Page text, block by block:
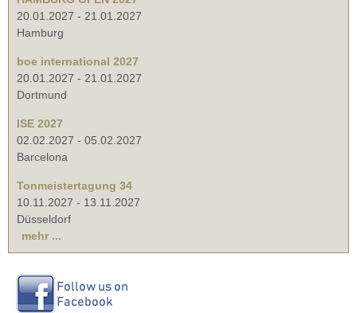
20.01.2027 - 21.01.2027
Hamburg
boe international 2027
20.01.2027 - 21.01.2027
Dortmund
ISE 2027
02.02.2027 - 05.02.2027
Barcelona
Tonmeistertagung 34
10.11.2027 - 13.11.2027
Düsseldorf
mehr ...